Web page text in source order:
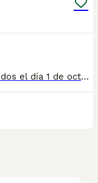
Camadita de schnauzer miniatura, nacidos el día 1 de octubre, criados en un ambiente muy familiar, muy cariñosos, trastos y juguetones.Se encuentran desparasitados y vacunados al día. Padres con gran pedigri. Fotos reales y se pueden ver en persona sin ningún compromiso, para más información escribir o al 628268482